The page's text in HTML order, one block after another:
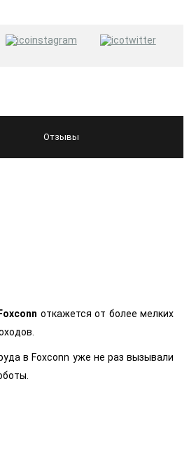
Отзывы
откажется от более мелких
в Foxconn уже не раз вызывали